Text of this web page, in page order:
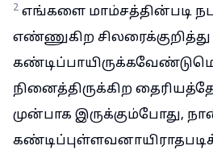
2 எங்களை மாம்சத்தின்படி
எண்ணுகிற
நினைத்திருக்கிற
முன்பாக இருக்கும்போது,